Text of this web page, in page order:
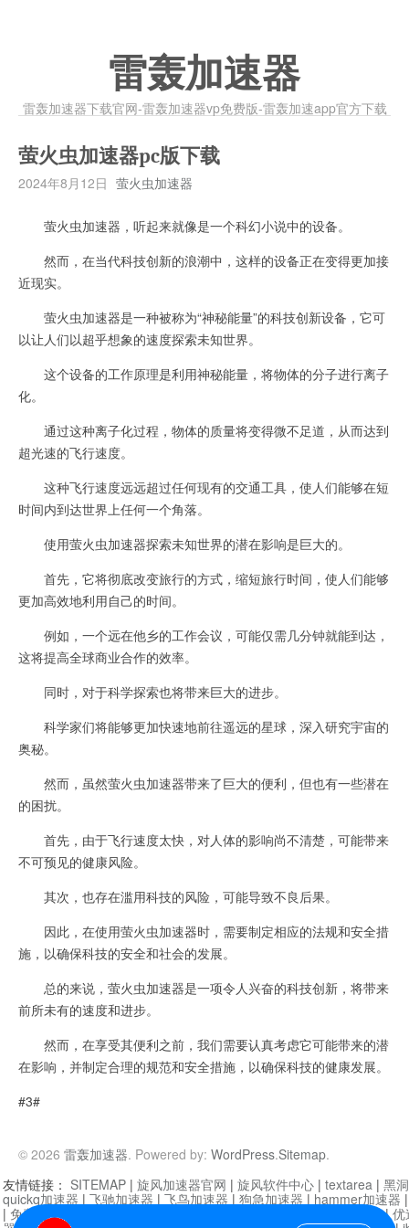
雷轰加速器
雷轰加速器下载官网-雷轰加速器vp免费版-雷轰加速app官方下载
萤火虫加速器pc版下载
2024年8月12日 萤火虫加速器
萤火虫加速器，听起来就像是一个科幻小说中的设备。
然而，在当代科技创新的浪潮中，这样的设备正在变得更加接
近现实。
萤火虫加速器是一种被称为“神秘能量”的科技创新设备，它可
以让人们以超乎想象的速度探索未知世界。
这个设备的工作原理是利用神秘能量，将物体的分子进行离子
化。
通过这种离子化过程，物体的质量将变得微不足道，从而达到
超光速的飞行速度。
这种飞行速度远远超过任何现有的交通工具，使人们能够在短
时间内到达世界上任何一个角落。
使用萤火虫加速器探索未知世界的潜在影响是巨大的。
首先，它将彻底改变旅行的方式，缩短旅行时间，使人们能够
更加高效地利用自己的时间。
例如，一个远在他乡的工作会议，可能仅需几分钟就能到达，
这将提高全球商业合作的效率。
同时，对于科学探索也将带来巨大的进步。
科学家们将能够更加快速地前往遥远的星球，深入研究宇宙的
奥秘。
然而，虽然萤火虫加速器带来了巨大的便利，但也有一些潜在
的困扰。
首先，由于飞行速度太快，对人体的影响尚不清楚，可能带来
不可预见的健康风险。
其次，也存在滥用科技的风险，可能导致不良后果。
因此，在使用萤火虫加速器时，需要制定相应的法规和安全措
施，以确保科技的安全和社会的发展。
总的来说，萤火虫加速器是一项令人兴奋的科技创新，将带来
前所未有的速度和进步。
然而，在享受其便利之前，我们需要认真考虑它可能带来的潜
在影响，并制定合理的规范和安全措施，以确保科技的健康发展。
#3#
© 2026 雷轰加速器. Powered by: WordPress.Sitemap.
友情链接： SITEMAP | 旋风加速器官网 | 旋风软件中心 | textarea | 黑
quickq加速器 | 飞驰加速器 | 飞鸟加速器 | 狗急加速器 | hammer加速器
| 免费vqn加速外网 迷雾通|优